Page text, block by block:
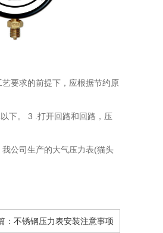
要求的前提下，应根据节约原
下。 3 .打开回路和回路，压
公司生产的大气压力表(猫头
： 不锈钢压力表安装注意事项